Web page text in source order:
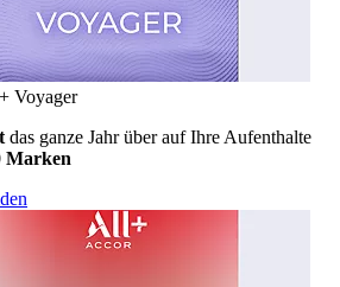
Voyager
das ganze Jahr über auf Ihre Aufenthalte
Marken